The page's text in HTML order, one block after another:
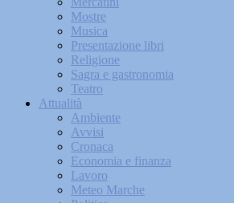
Mostre
Musica
Presentazione libri
Religione
Sagra e gastronomia
Teatro
Attualità
Ambiente
Avvisi
Cronaca
Economia e finanza
Lavoro
Meteo Marche